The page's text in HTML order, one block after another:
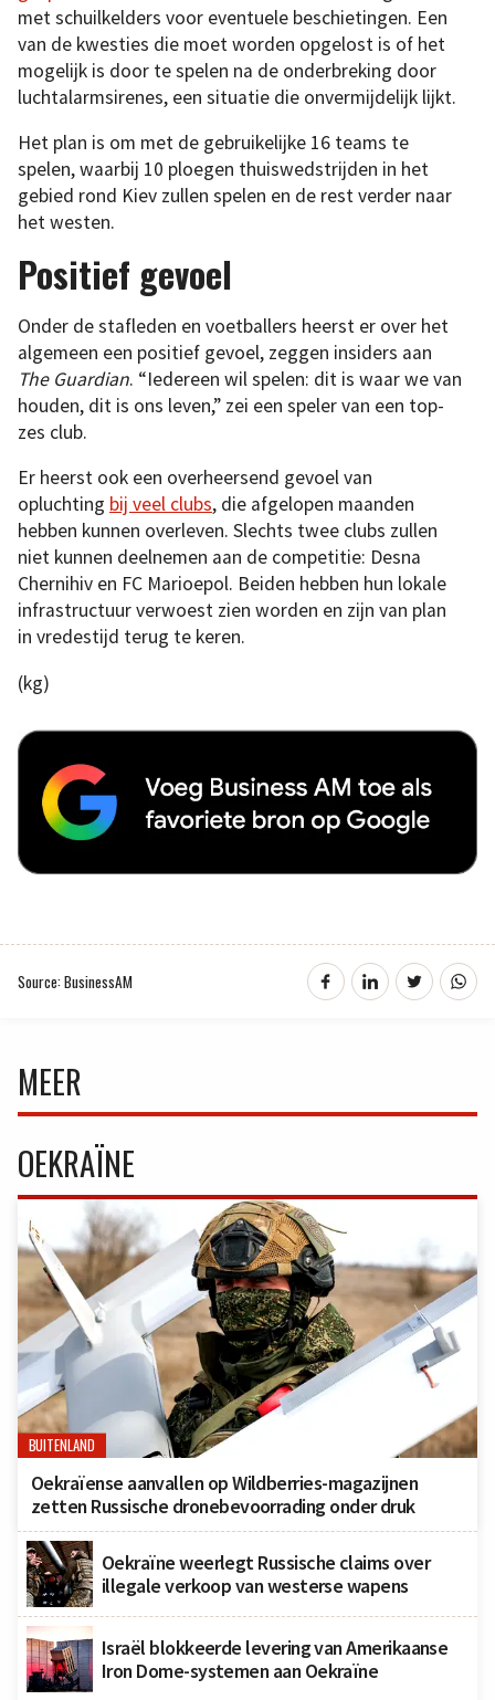
met schuilkelders voor eventuele beschietingen. Een
van de kwesties die moet worden opgelost is of het
mogelijk is door te spelen na de onderbreking door
luchtalarmsirenes, een situatie die onvermijdelijk lijkt.
Het plan is om met de gebruikelijke 16 teams te
spelen, waarbij 10 ploegen thuiswedstrijden in het
gebied rond Kiev zullen spelen en de rest verder naar
het westen.
Positief gevoel
Onder de stafleden en voetballers heerst er over het
algemeen een positief gevoel, zeggen insiders aan
The Guardian. “Iedereen wil spelen: dit is waar we van
houden, dit is ons leven,” zei een speler van een top-
zes club.
Er heerst ook een overheersend gevoel van
opluchting bij veel clubs, die afgelopen maanden
hebben kunnen overleven. Slechts twee clubs zullen
niet kunnen deelnemen aan de competitie: Desna
Chernihiv en FC Marioepol. Beiden hebben hun lokale
infrastructuur verwoest zien worden en zijn van plan
in vredestijd terug te keren.
(kg)
Source: BusinessAM
MEER
OEKRAÏNE
BUITENLAND
Oekraïense aanvallen op Wildberries-magazijnen
zetten Russische dronebevoorrading onder druk
Oekraïne weerlegt Russische claims over
illegale verkoop van westerse wapens
Israël blokkeerde levering van Amerikaanse
Iron Dome-systemen aan Oekraïne